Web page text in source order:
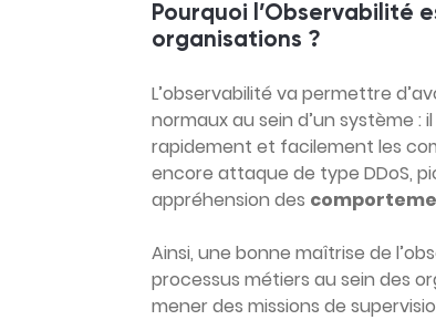
Pourquoi l’Observabilité
organisations ?
L’observabilité va permettre
normaux au sein d’un système :
rapidement et facilement les
encore attaque de type DDoS,
appréhension des
Ainsi, une bonne maîtrise de
processus métiers au sein des
mener des missions de